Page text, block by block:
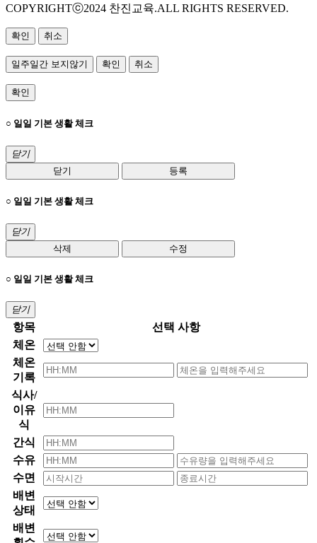
COPYRIGHTⓒ2024 찬진교육.ALL RIGHTS RESERVED.
확인 취소
일주일간 보지않기 확인 취소
확인
○ 일일 기본 생활 체크
닫기
닫기
등록
○ 일일 기본 생활 체크
닫기
삭제
수정
○ 일일 기본 생활 체크
닫기
항목
선택 사항
체온
체온
기록
식사/
이유
식
간식
수유
수면
배변
상태
배변